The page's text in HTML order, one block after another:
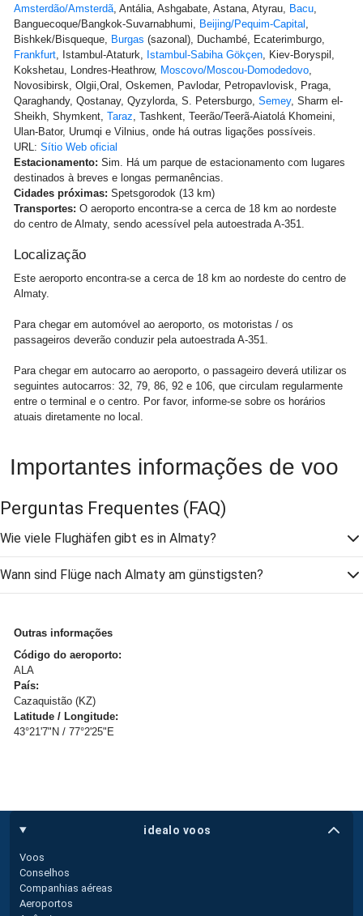
Amsterdão/Amsterdã, Antália, Ashgabate, Astana, Atyrau, Bacu,
Banguecoque/Bangkok-Suvarnabhumi, Beijing/Pequim-Capital ,
Bishkek/Bisqueque, Burgas (sazonal), Duchambé, Ecaterimburgo,
Frankfurt, Istambul-Ataturk, Istambul-Sabiha Gökçen, Kiev-Boryspil,
Kokshetau, Londres-Heathrow, Moscovo/Moscou-Domodedovo,
Novosibirsk, Olgii,Oral, Oskemen, Pavlodar, Petropavlovisk, Praga,
Qaraghandy, Qostanay, Qyzylorda, S. Petersburgo, Semey, Sharm el-
Sheikh, Shymkent, Taraz, Tashkent, Teerão/Teerã-Aiatolá Khomeini,
Ulan-Bator, Urumqi e Vilnius, onde há outras ligações possíveis.
URL: Sítio Web oficial
Estacionamento: Sim. Há um parque de estacionamento com lugares
destinados à breves e longas permanências.
Cidades próximas: Spetsgorodok (13 km)
Transportes: O aeroporto encontra-se a cerca de 18 km ao nordeste
do centro de Almaty, sendo acessível pela autoestrada A-351.
Localização
Este aeroporto encontra-se a cerca de 18 km ao nordeste do centro de
Almaty.
Para chegar em automóvel ao aeroporto, os motoristas / os
passageiros deverão conduzir pela autoestrada A-351.
Para chegar em autocarro ao aeroporto, o passageiro deverá utilizar os
seguintes autocarros: 32, 79, 86, 92 e 106, que circulam regularmente
entre o terminal e o centro. Por favor, informe-se sobre os horários
atuais diretamente no local.
Importantes informações de voo
Perguntas Frequentes (FAQ)
Wie viele Flughäfen gibt es in Almaty?
Wann sind Flüge nach Almaty am günstigsten?
Outras informações
Código do aeroporto:
ALA
País:
Cazaquistão (KZ)
Latitude / Longitude:
43°21'7"N / 77°2'25"E
idealo voos
Voos
Conselhos
Companhias aéreas
Aeroportos